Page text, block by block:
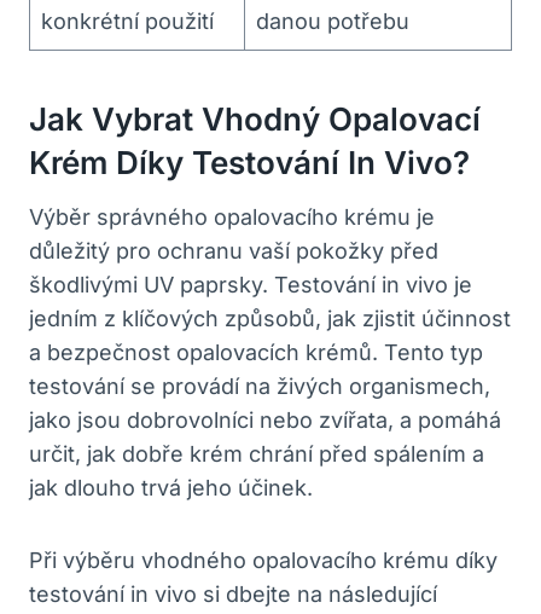
konkrétní použití
danou potřebu
Jak Vybrat Vhodný Opalovací⁣
Krém Díky​ Testování​ In Vivo?
Výběr správného opalovacího ⁣krému je
důležitý pro ochranu vaší pokožky před
škodlivými UV paprsky. Testování ​in vivo ⁣je
jedním z klíčových způsobů, ⁣jak zjistit účinnost⁣
a‌ bezpečnost ⁣opalovacích krémů. Tento typ
testování se ‌provádí na živých ‍organismech,
jako jsou dobrovolníci nebo zvířata, a pomáhá
určit, jak dobře krém chrání před ⁤spálením a
jak ⁣dlouho trvá jeho účinek.
Při výběru vhodného opalovacího krému ​díky
testování in vivo si dbejte na následující